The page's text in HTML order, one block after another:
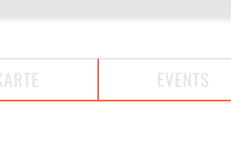
EVENTS